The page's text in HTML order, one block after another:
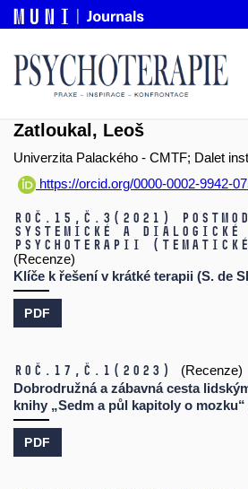
Zatloukal, Leoš
Univerzita Palackého - CMTF; Dalet
https://orcid.org/0000-0002-9942-
Roč.15, č.3 (2021)
systemické a
psychoterapii
(Recenze)
Klíče k řešení v krátké terapii (S. de
PDF
Roč.17, č.1 (2023)
(Recenze)
Dobrodružná a zábavná cesta
knihy „Sedm a půl kapitoly o
PDF